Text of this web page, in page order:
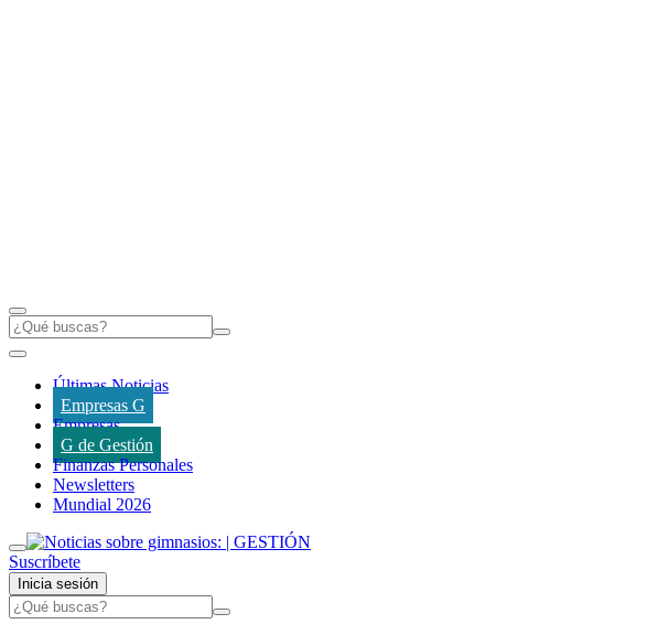
Últimas Noticias
Empresas G
Empresas
G de Gestión
Finanzas Personales
Newsletters
Mundial 2026
Suscríbete
Inicia sesión